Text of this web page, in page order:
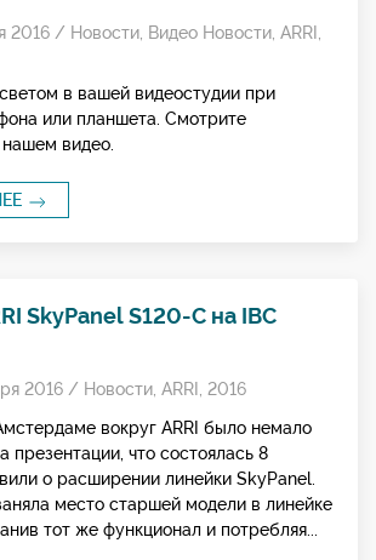
2016 / Новости Видео Новости ARRI
в вашей видеостудии при
или планшета. Смотрите
видео.
SkyPanel S120-С на IBC
2016 / Новости, ARRI , 2016
вокруг ARRI было немало
презентации, что состоялась 8
о расширении линейки SkyPanel.
место старшей модели в линейке
тот же функционал и потребляя...